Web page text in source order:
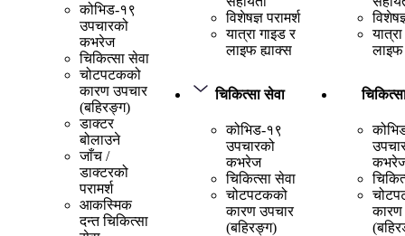
कोभिड-१९
उपचारको
कभरेज
चिकित्सा सेवा
चोटपटकको
कारण उपचार
(बहिरङ्ग)
डाक्टर
बोलाउने
जाँच /
डाक्टरको
परामर्श
आकस्मिक
दन्त चिकित्सा
विशेषज्ञ परामर्श
यात्रा गाइड र
लाइफ ह्याक्स
चिकित्सा सेवा
कोभिड-१९
उपचारको
कभरेज
चिकित्सा सेवा
चोटपटकको
कारण उपचार
(बहिरङ्ग)
लाइफ
कारण